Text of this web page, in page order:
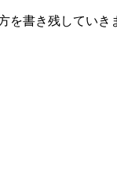
を書き残していき